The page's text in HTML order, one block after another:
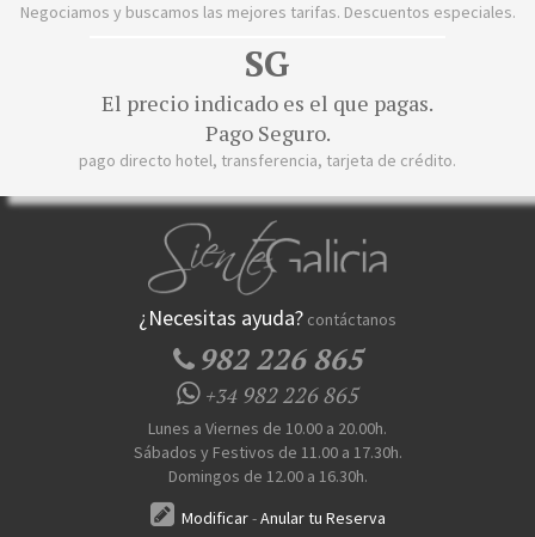
Negociamos y buscamos las mejores tarifas. Descuentos especiales.
SG
El precio indicado es el que pagas.
Pago Seguro.
pago directo hotel, transferencia, tarjeta de crédito.
¿Necesitas ayuda? contáctanos
982 226 865
+34982 226 865
Lunes a Viernes de 10.00 a 20.00h.
Sábados y Festivos de 11.00 a 17.30h.
Domingos de 12.00 a 16.30h.
Modificar-Anular tu Reserva